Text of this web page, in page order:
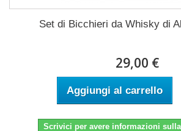
Set di Bicchieri da Whisky di
29,00 €
Aggiungi al carrello
Scrivici per avere informazioni